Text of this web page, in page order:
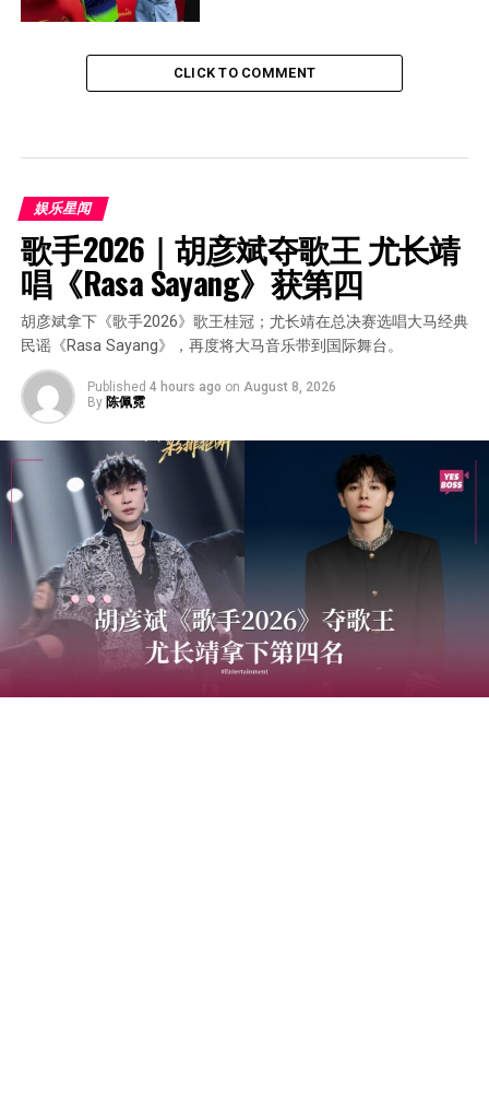
CLICK TO COMMENT
娱乐星闻
歌手2026｜胡彦斌夺歌王 尤长靖
唱《Rasa Sayang》获第四
胡彦斌拿下《歌手2026》歌王桂冠；尤长靖在总决赛选唱大马经典
民谣《Rasa Sayang》，再度将大马音乐带到国际舞台。
Published 4 hours ago on August 8, 2026
By 陈佩霓